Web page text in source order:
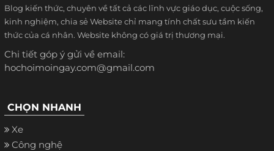
Blog kiến thức, chuyên về tất cả các lĩnh vực giáo dục, cuộc sống,
kinh nghiệm, chia sẻ Website chỉ mang tính chất sưu tầm kiến
thức của cá nhân. Website không có giá trị thương mại.
Chi tiết góp ý gửi về email:
hochoimoingay.com@gmail.com
CHỌN NHANH
Xe
Công nghệ